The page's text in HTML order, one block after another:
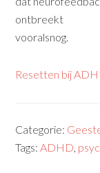
ontbreekt
vooralsnog.
Resetten bij
Categorie:
Tags:ADHD,